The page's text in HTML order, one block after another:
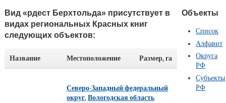
Вид «рдест Берхтольда» присутствует в
видах региональных Красных книг
следующих объектов:
Название Местоположение Размер, га
Северо-Западный федеральный
округ,Вологодская область
Объекты
Список
Алфавит
Округа
РФ
Субъекты
РФ